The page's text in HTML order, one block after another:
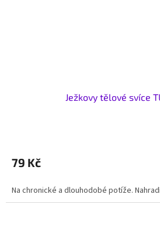
Ježkovy tělové svíce
79 Kč
Na chronické a dlouhodobé potíže.